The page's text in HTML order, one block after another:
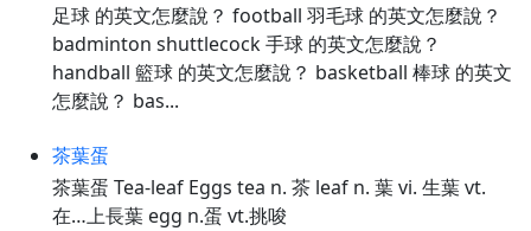
足球 的英文怎麼說？ football 羽毛球 的英文怎麼說？
badminton shuttlecock 手球 的英文怎麼說？
handball 籃球 的英文怎麼說？ basketball 棒球 的英文
怎麼說？ bas...
茶葉蛋
茶葉蛋 Tea-leaf Eggs tea n. 茶 leaf n. 葉 vi. 生葉 vt.
在…上長葉 egg n.蛋 vt.挑唆